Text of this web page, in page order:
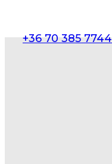
+36 70 385 7744